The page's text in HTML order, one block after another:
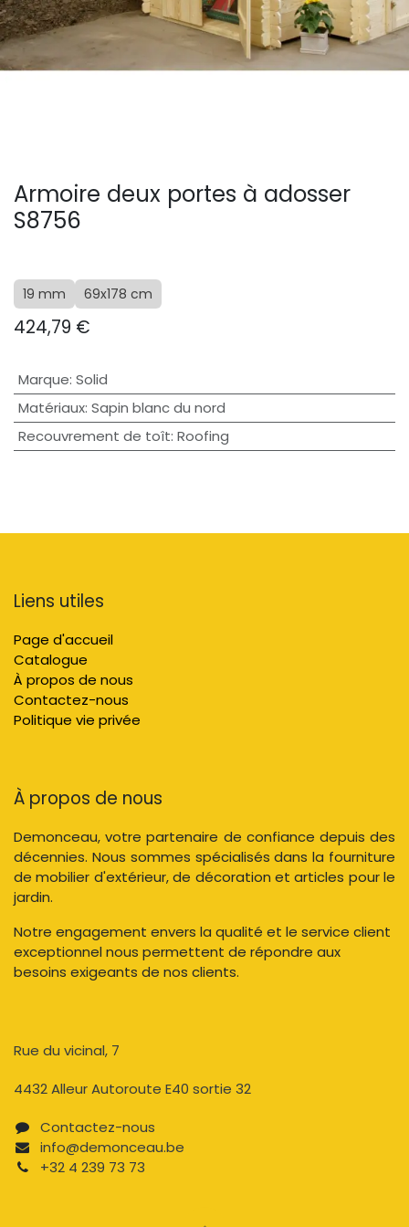
Armoire deux portes à adosser
S8756
19 mm 69x178 cm
424,79 €
Marque: Solid
Matériaux: Sapin blanc du nord
Recouvrement de toît: Roofing
Liens utiles
Page d'accueil
Catalogue
À propos de nous
Contactez-nous
Politique vie privée
À propos de nous
Demonceau, votre partenaire de confiance depuis des
décennies. Nous sommes spécialisés dans la fourniture
de mobilier d'extérieur, de décoration et articles pour le
jardin.
Notre engagement envers la qualité et le service client
exceptionnel nous permettent de répondre aux
besoins exigeants de nos clients.
Rue du vicinal, 7​
4432 Alleur Autoroute E40 sortie 32
Contactez-nous​
info@demonceau.be
+32 4 239 73 73​​